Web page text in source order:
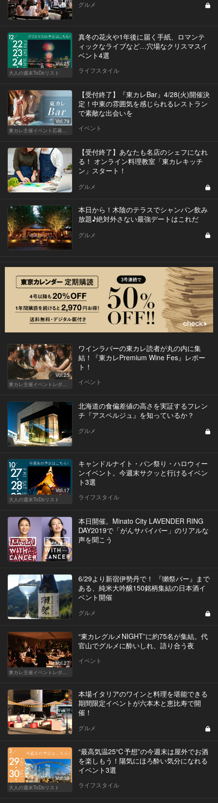
グルメ
Vol.25
大人の週末ToDoリスト
真冬の花火や1年後に届く手紙、ロマンテ
ィックなライブなど…穴場なクリスマスイ
ベント4選
ライフスタイル
Vol.79
東カレ主催イベント応募詳細記事一覧
【受付終了】『東カレBar』4/28(火)開催決
定！中東の雰囲気を感じられるレストラン
で素敵な出会いを
イベント
【受付終了】あなたも名店のシェフになれ
る！ オンライン料理教室「東カレキッチ
ン」スタート！
グルメ
本日から！木陰のテラスでシャンパン飲み
放題♪絶対外さない最強デートはこれだ
グルメ
Vol.25
東カレ主催イベントレポート
ワインラバーの東カレ読者が丸の内に集
結！『東カレPremium Wine Fes』レポー
ト！
イベント
北海道の食偏差値の高さを実証するフレン
チ『アスペルジュ』を知っているか？
グルメ
Vol.17
大人の週末ToDoリスト
キャンドルナイト・パン祭り・ハロウィー
ンイベント。今週末サクッと行けるイベン
ト3選
ライフスタイル
本日開催。Minato City LAVENDER RING
DAY2019で「がんサバイバー」のリアルな
声を聞こう
6/29より新宿伊勢丹で！ 『獺祭バー』まで
ある、純米大吟醸150銘柄集結の日本酒イ
ベント開催
グルメ
Vol.27
“東カレグルメNIGHT”に約75名が集結。代
官山でグルメに酔いしれ、語り合う夜
イベント
本場イタリアのワインと料理を堪能できる
期間限定イベントが六本木と恵比寿で開
催！
グルメ
Vol.39
大人の週末ToDoリスト
“最高気温25℃予想”の今週末は屋外でお酒
を楽しもう！陽気にほろ酔い気分になれる
イベント3選
ライフスタイル